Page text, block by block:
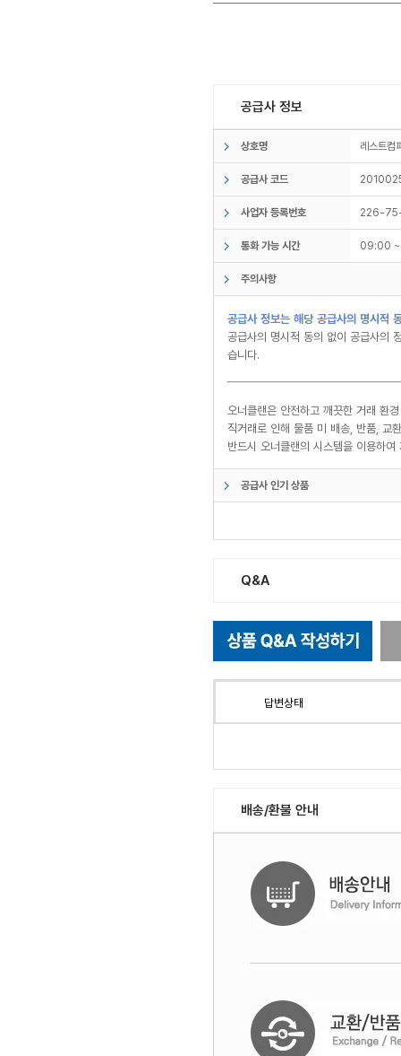
공급사 정보
상호명 레스트
공급사 코드
사업자 등록번호 226-
통화 가능 시간 09:00
주의사항
공급사 정보는 해당 공급사의 명시적
공급사의 명시적 동의 없이 공급사의
습니다.
오너클랜은 안전하고 깨끗한 거래 환
직거래로 인해 물품 미 배송, 반품, 교
반드시 오너클랜의 시스템을 이용하
공급사 인기 상품
Q&A
답변상태
배송/환불 안내